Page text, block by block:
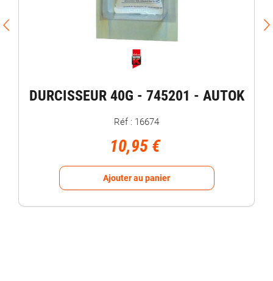
DURCISSEUR 40G - 745201 - AUTOK
Réf : 16674
10,95 €
Ajouter au panier